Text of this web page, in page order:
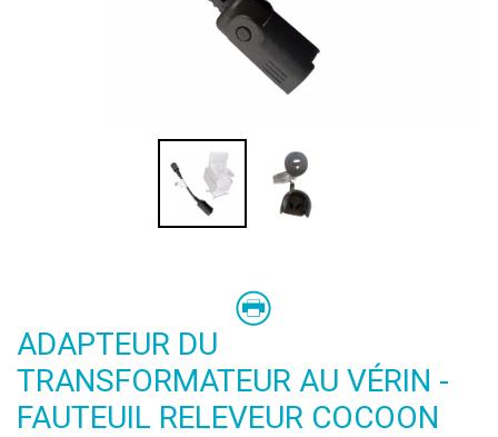
ADAPTEUR DU
TRANSFORMATEUR AU VÉRIN -
FAUTEUIL RELEVEUR COCOON